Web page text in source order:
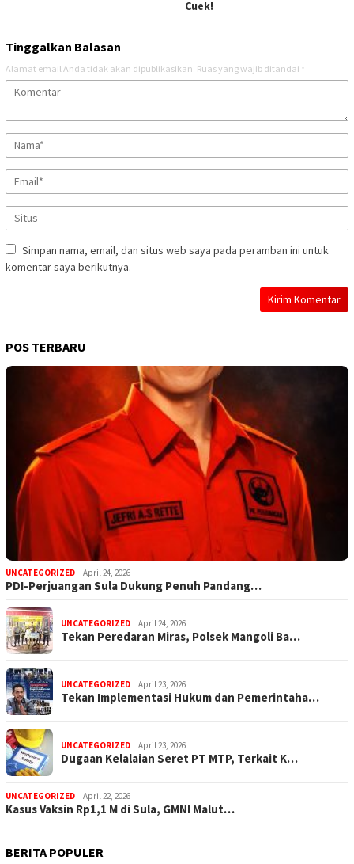
Cuek!
Tinggalkan Balasan
Alamat email Anda tidak akan dipublikasikan. Ruas yang wajib ditandai *
Simpan nama, email, dan situs web saya pada peramban ini untuk
komentar saya berikutnya.
POS TERBARU
UNCATEGORIZED April 24, 2026
PDI-Perjuangan Sula Dukung Penuh Pandang…
UNCATEGORIZED April 24, 2026
Tekan Peredaran Miras, Polsek Mangoli Ba…
UNCATEGORIZED April 23, 2026
Tekan Implementasi Hukum dan Pemerintaha…
UNCATEGORIZED April 23, 2026
Dugaan Kelalaian Seret PT MTP, Terkait K…
UNCATEGORIZED April 22, 2026
Kasus Vaksin Rp1,1 M di Sula, GMNI Malut…
BERITA POPULER